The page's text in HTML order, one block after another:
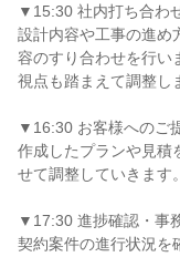
▼15:30 社内打ち合わ
設計内容や工事の進め
容のすり合わせを行い
視点も踏まえて調整し
▼16:30 お客様へのご
作成したプランや見積
せて調整していきます。
▼17:30 進捗確認・事
契約案件の進行状況を